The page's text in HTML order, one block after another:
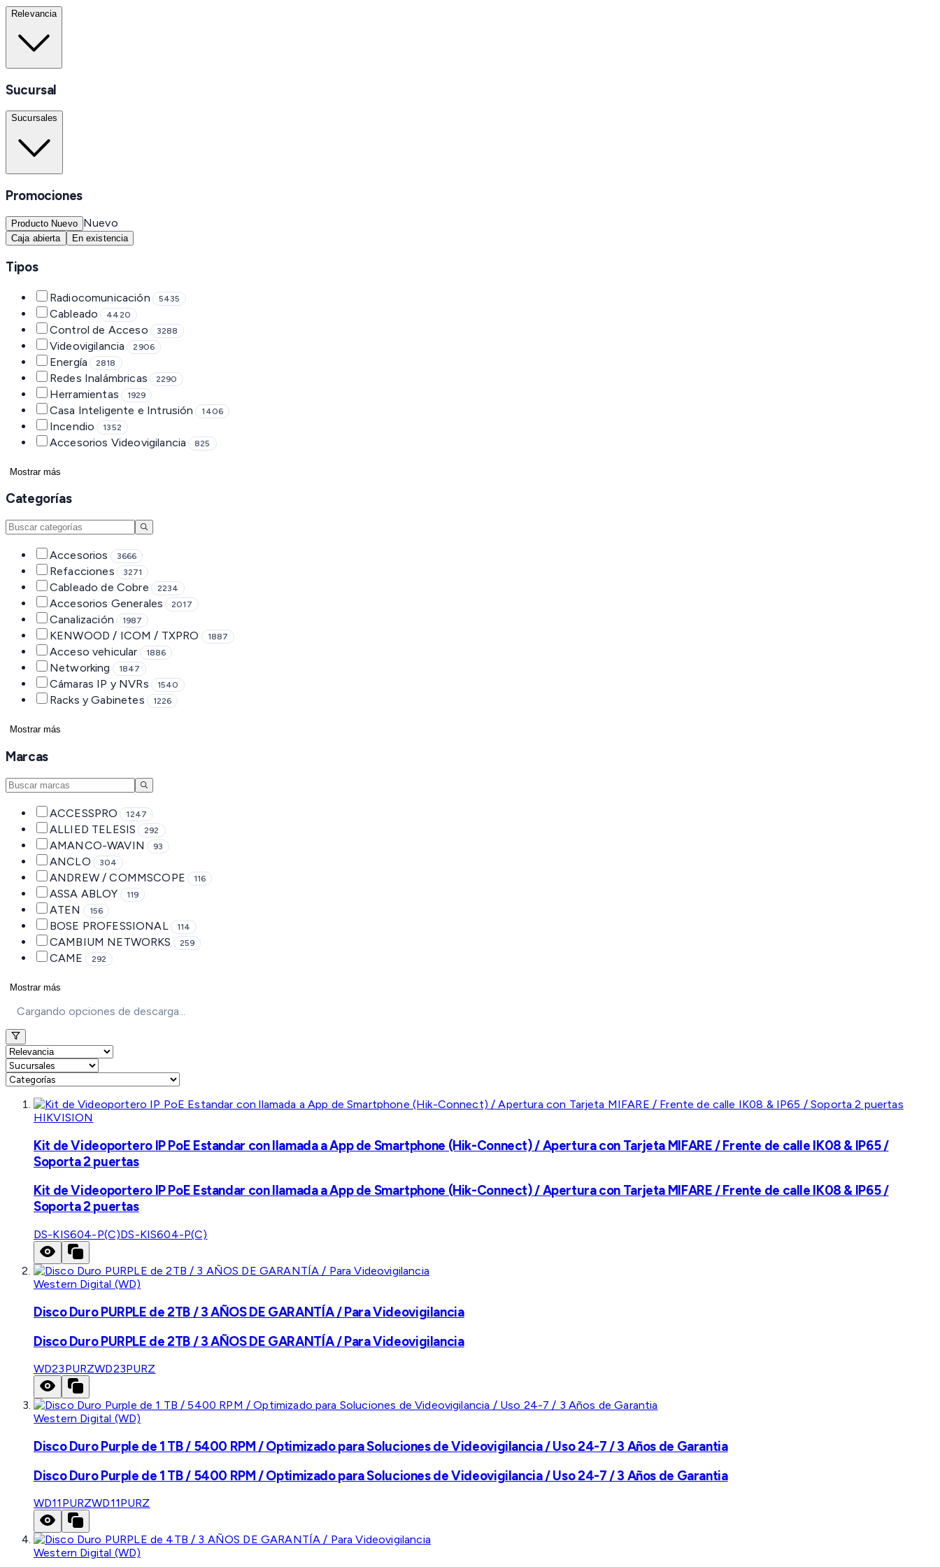
Relevancia
Sucursal
Sucursales
Promociones
Producto Nuevo Nuevo
Caja abierta En existencia
Tipos
Radiocomunicación 5435
Cableado 4420
Control de Acceso 3288
Videovigilancia 2906
Energía 2818
Redes Inalámbricas 2290
Herramientas 1929
Casa Inteligente e Intrusión 1406
Incendio 1352
Accesorios Videovigilancia 825
Mostrar más
Categorías
Accesorios 3666
Refacciones 3271
Cableado de Cobre 2234
Accesorios Generales 2017
Canalización 1987
KENWOOD / ICOM / TXPRO 1887
Acceso vehicular 1886
Networking 1847
Cámaras IP y NVRs 1540
Racks y Gabinetes 1226
Mostrar más
Marcas
ACCESSPRO 1247
ALLIED TELESIS 292
AMANCO-WAVIN 93
ANCLO 304
ANDREW / COMMSCOPE 116
ASSA ABLOY 119
ATEN 156
BOSE PROFESSIONAL 114
CAMBIUM NETWORKS 259
CAME 292
Mostrar más
Cargando opciones de descarga...
HIKVISION
Kit de Videoportero IP PoE Estandar con llamada a App de Smartphone (Hik-Connect) / Apertura con Tarjeta MIFARE / Frente de calle IK08 & IP65 /
Soporta 2 puertas
Kit de Videoportero IP PoE Estandar con llamada a App de Smartphone (Hik-Connect) / Apertura con Tarjeta MIFARE / Frente de calle IK08 & IP65 /
Soporta 2 puertas
DS-KIS604-P(C)DS-KIS604-P(C)
Western Digital (WD)
Disco Duro PURPLE de 2TB / 3 AÑOS DE GARANTÍA / Para Videovigilancia
Disco Duro PURPLE de 2TB / 3 AÑOS DE GARANTÍA / Para Videovigilancia
WD23PURZWD23PURZ
Western Digital (WD)
Disco Duro Purple de 1 TB / 5400 RPM / Optimizado para Soluciones de Videovigilancia / Uso 24-7 / 3 Años de Garantia
Disco Duro Purple de 1 TB / 5400 RPM / Optimizado para Soluciones de Videovigilancia / Uso 24-7 / 3 Años de Garantia
WD11PURZWD11PURZ
Western Digital (WD)